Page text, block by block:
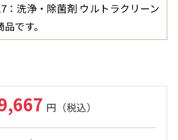
：洗浄・除菌剤 ウルトラクリーン
です。